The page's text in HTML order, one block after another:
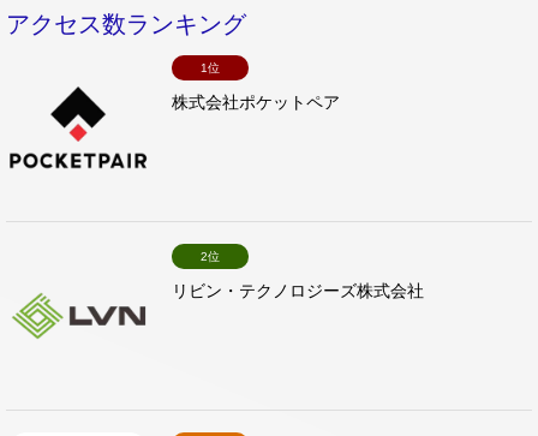
アクセス数ランキング
1位
株式会社ポケットペア
2位
リビン・テクノロジーズ株式会社